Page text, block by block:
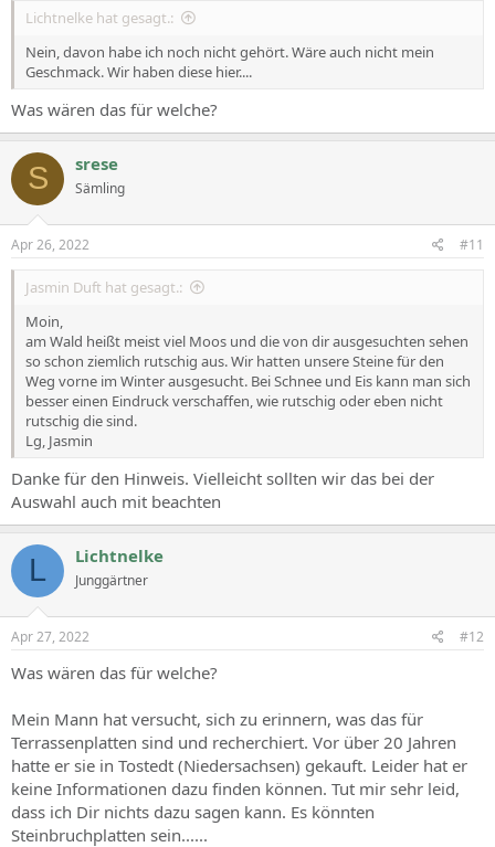
Lichtnelke hat gesagt.:
Nein, davon habe ich noch nicht gehört. Wäre auch nicht mein
Geschmack. Wir haben diese hier....
Was wären das für welche?
S srese
Sämling
Apr 26, 2022 #11
Jasmin Duft hat gesagt.:
Moin,
am Wald heißt meist viel Moos und die von dir ausgesuchten sehen
so schon ziemlich rutschig aus. Wir hatten unsere Steine für den
Weg vorne im Winter ausgesucht. Bei Schnee und Eis kann man sich
besser einen Eindruck verschaffen, wie rutschig oder eben nicht
rutschig die sind.
Lg, Jasmin
Danke für den Hinweis. Vielleicht sollten wir das bei der
Auswahl auch mit beachten
L Lichtnelke
Junggärtner
Apr 27, 2022 #12
Was wären das für welche?
Mein Mann hat versucht, sich zu erinnern, was das für
Terrassenplatten sind und recherchiert. Vor über 20 Jahren
hatte er sie in Tostedt (Niedersachsen) gekauft. Leider hat er
keine Informationen dazu finden können. Tut mir sehr leid,
dass ich Dir nichts dazu sagen kann. Es könnten
Steinbruchplatten sein......